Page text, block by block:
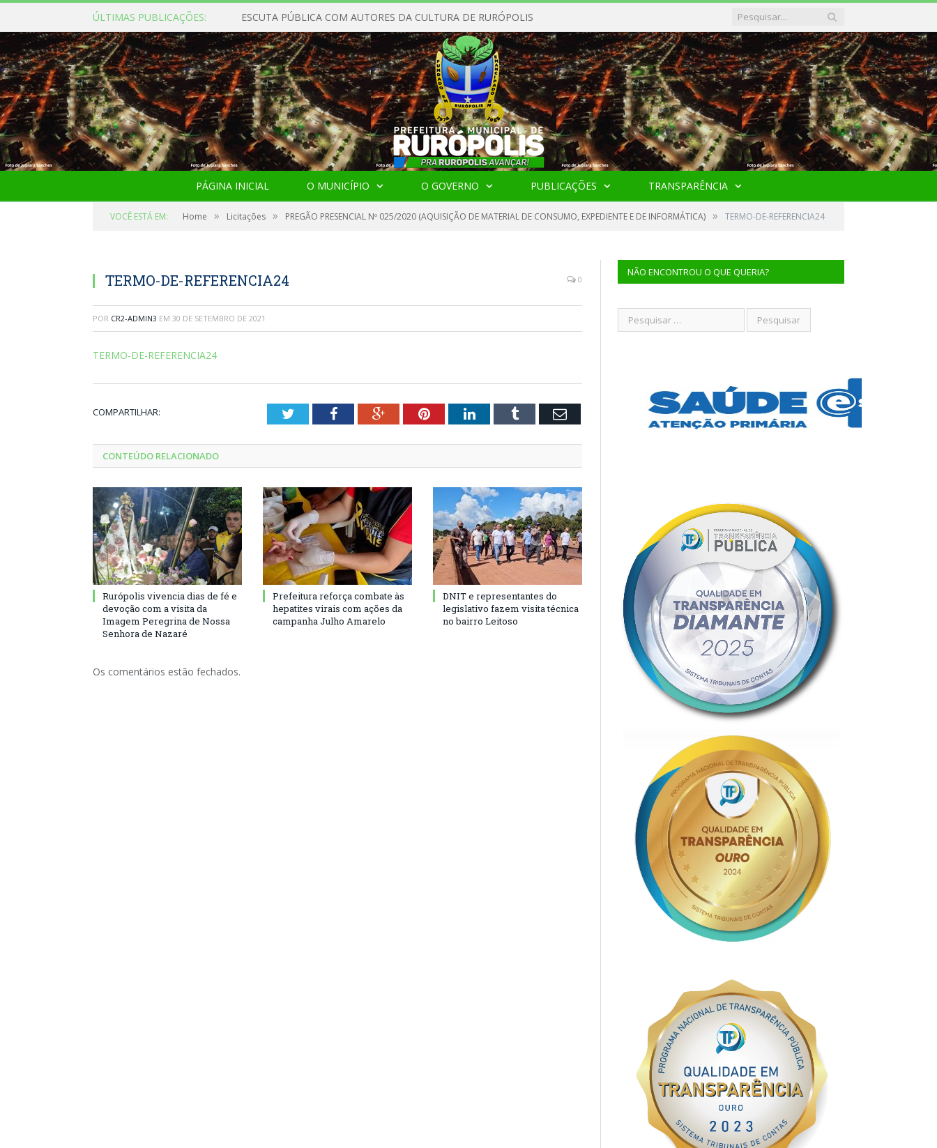
ÚLTIMAS PUBLICAÇÕES: ESCUTA PÚBLICA COM AUTORES DA CULTURA DE RURÓPOLIS
PÁGINA INICIAL O MUNICÍPIO O GOVERNO PUBLICAÇÕES TRANSPARÊNCIA
VOCÊ ESTÁ EM: Home » Licitações » PREGÃO PRESENCIAL Nº 025/2020 (AQUISIÇÃO DE MATERIAL DE CONSUMO, EXPEDIENTE E DE INFORMÁTICA) » TERMO-DE-REFERENCIA24
TERMO-DE-REFERENCIA24 0
POR CR2-ADMIN3 EM 30 DE SETEMBRO DE 2021
TERMO-DE-REFERENCIA24
COMPARTILHAR: TwitterFacebookGoogle+PinterestLinkedInTumblr Email
CONTEÚDO RELACIONADO
Rurópolis vivencia dias de fé e
devoção com a visita da
Imagem Peregrina de Nossa
Senhora de Nazaré
Prefeitura reforça combate às
hepatites virais com ações da
campanha Julho Amarelo
DNIT e representantes do
legislativo fazem visita técnica
no bairro Leitoso
Os comentários estão fechados.
NÃO ENCONTROU O QUE QUERIA?